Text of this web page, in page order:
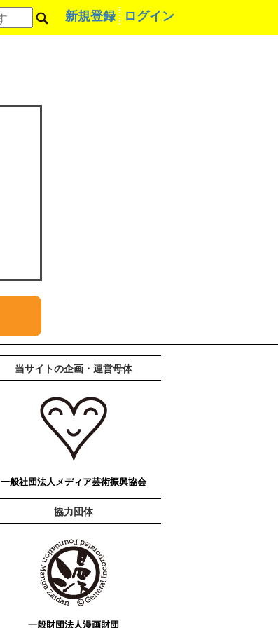
新規登録 ログイン
当サイトの企画・運営母体
一般社団法人メディア芸術振興協会
協力団体
一般財団法人漫画財団